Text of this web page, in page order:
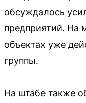
обсуждалось
предприятий. На
объектах уже
группы.
На штабе также